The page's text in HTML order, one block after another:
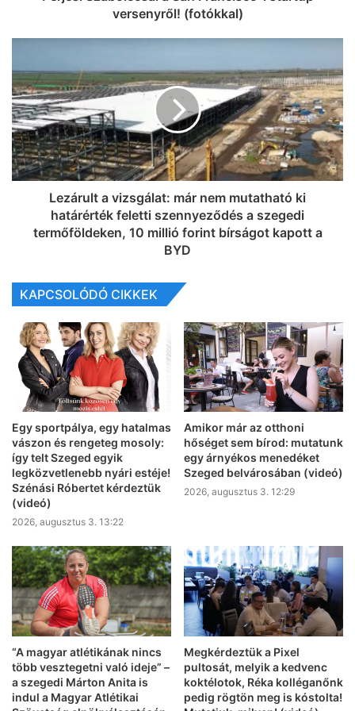
versenyről! (fotókkal)
Lezárult a vizsgálat: már nem mutatható ki
határérték feletti szennyeződés a szegedi
termőföldeken, 10 millió forint bírságot kapott a
BYD
KAPCSOLÓDÓ CIKKEK
Egy sportpálya, egy hatalmas
vászon és rengeteg mosoly:
így telt Szeged egyik
legközvetlenebb nyári estéje!
Szénási Róbertet kérdeztük
(videó)
2026, augusztus 3. 13:22
Amikor már az otthoni
hőséget sem bírod: mutatunk
egy árnyékos menedéket
Szeged belvárosában (videó)
2026, augusztus 3. 12:29
“A magyar atlétikának nincs
több vesztegetni való ideje” –
a szegedi Márton Anita is
indul a Magyar Atlétikai
Megkérdeztük a Pixel
pultosát, melyik a kedvenc
koktélotok, Réka kolléganőnk
pedig rögtön meg is kóstolta!